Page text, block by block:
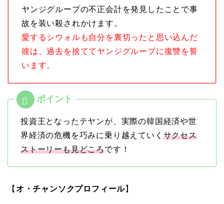
ヤンジグループの不正会計を発見したことで事
故を装い殺されかけます。
愛するシウォルも自分を裏切ったと思い込んだ
彼は、過去を捨ててヤンジグループに復讐を誓
います。
投資王となったテヤンが、実際の韓国経済や世
界経済の危機を巧みに乗り越えていく サクセス
ストーリーも見どころです！
【 オ・チャンソクプロフィール】